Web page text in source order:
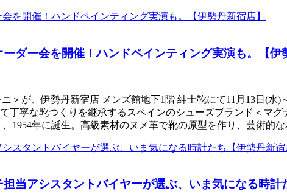
ダー会を開催！ハンドペインティング実演も。【伊
＞が、伊勢丹新宿店 メンズ館地下1階 紳士靴にて11月13日(水)
丁寧な靴つくりを継承するスペインのシューズブランド＜マ
1954年に誕生。高級素材のヌメ革で靴の原型を作り、芸術的
当アシスタントバイヤーが選ぶ、いま気になる時計